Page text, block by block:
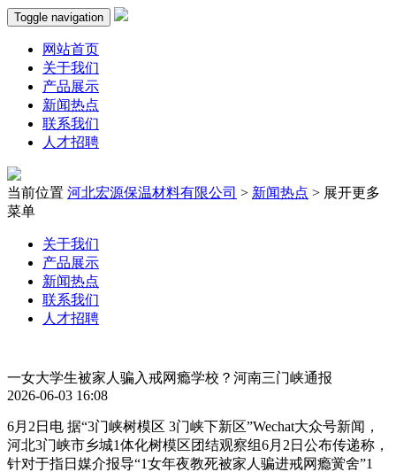
Toggle navigation
网站首页
关于我们
产品展示
新闻热点
联系我们
人才招聘
当前位置 河北宏源保温材料有限公司 > 新闻热点 > 展开更多
菜单
关于我们
产品展示
新闻热点
联系我们
人才招聘
一女大学生被家人骗入戒网瘾学校？河南三门峡通报
2026-06-03 16:08
6月2日电 据“3门峡树模区 3门峡下新区”Wechat大众号新闻，
河北3门峡市乡城1体化树模区团结观察组6月2日公布传递称，
针对于指日媒介报导“1女年夜教死被家人骗进戒网瘾黉舍”1